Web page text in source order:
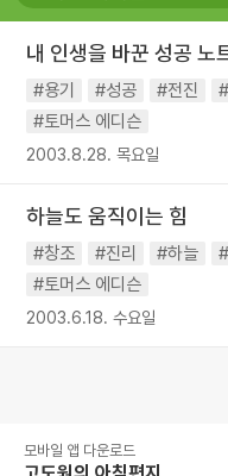
#희망
#나눔 #친구 #링
#독서
#건강 #면역력
내 인생을 바꾼 성공 노
#용기 #성공 #전진
#토머스 에디슨
2003.8.28. 목요일
하늘도 움직이는 힘
#창조 #진리 #하늘
#토머스 에디슨
2003.6.18. 수요일
모바일 앱 다운로드